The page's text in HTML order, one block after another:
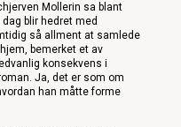
Mollerin sa blant
blir hedret med
så allment at samlede
bemerket et av
konsekvens i
Ja, det er som om
han måtte forme